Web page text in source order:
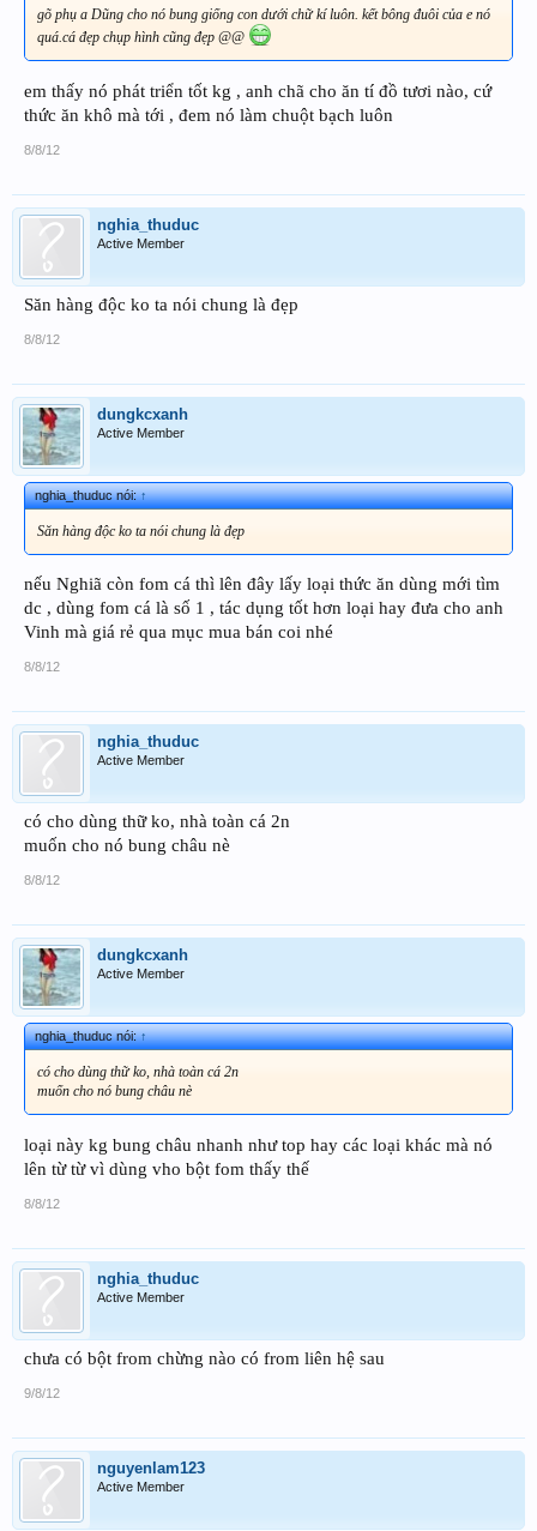
gõ phụ a Dũng cho nó bung giống con dưới chữ kí luôn. kết bông đuôi của e nó
quá.cá đẹp chụp hình cũng đẹp @@
em thấy nó phát triển tốt kg , anh chã cho ăn tí đồ tươi nào, cứ
thức ăn khô mà tới , đem nó làm chuột bạch luôn
8/8/12
nghia_thuduc
Active Member
Săn hàng độc ko ta nói chung là đẹp
8/8/12
dungkcxanh
Active Member
nghia_thuduc nói:↑
Săn hàng độc ko ta nói chung là đẹp
nếu Nghiã còn fom cá thì lên đây lấy loại thức ăn dùng mới tìm
dc , dùng fom cá là số 1 , tác dụng tốt hơn loại hay đưa cho anh
Vinh mà giá rẻ qua mục mua bán coi nhé
8/8/12
nghia_thuduc
Active Member
có cho dùng thữ ko, nhà toàn cá 2n
muốn cho nó bung châu nè
8/8/12
dungkcxanh
Active Member
nghia_thuduc nói:↑
có cho dùng thữ ko, nhà toàn cá 2n
muốn cho nó bung châu nè
loại này kg bung châu nhanh như top hay các loại khác mà nó
lên từ từ vì dùng vho bột fom thấy thế
8/8/12
nghia_thuduc
Active Member
chưa có bột from chừng nào có from liên hệ sau
9/8/12
nguyenlam123
Active Member